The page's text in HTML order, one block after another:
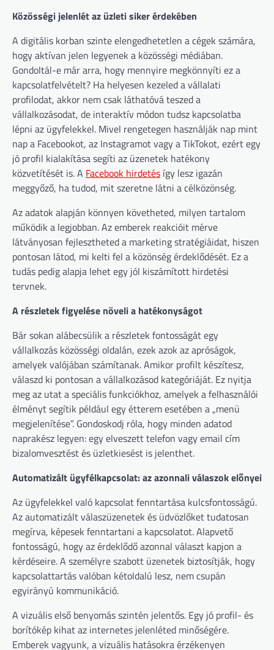
Közösségi jelenlét az üzleti siker érdekében
A digitális korban szinte elengedhetetlen a cégek számára,
hogy aktívan jelen legyenek a közösségi médiában.
Gondoltál-e már arra, hogy mennyire megkönnyíti ez a
kapcsolatfelvételt? Ha helyesen kezeled a vállalati
profilodat, akkor nem csak láthatóvá teszed a
vállalkozásodat, de interaktív módon tudsz kapcsolatba
lépni az ügyfelekkel. Mivel rengetegen használják nap mint
nap a Facebookot, az Instagramot vagy a TikTokot, ezért egy
jó profil kialakítása segíti az üzenetek hatékony
közvetítését is. A Facebook hirdetés így lesz igazán
meggyőző, ha tudod, mit szeretne látni a célközönség.
Az adatok alapján könnyen követheted, milyen tartalom
működik a legjobban. Az emberek reakcióit mérve
látványosan fejlesztheted a marketing stratégiáidat, hiszen
pontosan látod, mi kelti fel a közönség érdeklődését. Ez a
tudás pedig alapja lehet egy jól kiszámított hirdetési
tervnek.
A részletek figyelése növeli a hatékonyságot
Bár sokan alábecsülik a részletek fontosságát egy
vállalkozás közösségi oldalán, ezek azok az apróságok,
amelyek valójában számítanak. Amikor profilt készítesz,
válaszd ki pontosan a vállalkozásod kategóriáját. Ez nyitja
meg az utat a speciális funkciókhoz, amelyek a felhasználói
élményt segítik például egy étterem esetében a „menü
megjelenítése”. Gondoskodj róla, hogy minden adatod
naprakész legyen: egy elveszett telefon vagy email cím
bizalomvesztést és üzletkiesést is jelenthet.
Automatizált ügyfélkapcsolat: az azonnali válaszok előnyei
Az ügyfelekkel való kapcsolat fenntartása kulcsfontosságú.
Az automatizált válaszüzenetek és üdvözlőket tudatosan
megírva, képesek fenntartani a kapcsolatot. Alapvető
fontosságú, hogy az érdeklődő azonnal választ kapjon a
kérdéseire. A személyre szabott üzenetek biztosítják, hogy
kapcsolattartás valóban kétoldalú lesz, nem csupán
egyirányú kommunikáció.
A vizuális első benyomás szintén jelentős. Egy jó profil- és
borítókép kihat az internetes jelenléted minőségére.
Emberek vagyunk, a vizuális hatásokra érzékenyen